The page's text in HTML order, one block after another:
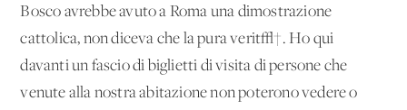
Bosco avrebbe avuto a Roma una dimostrazione
cattolica, non diceva che la pura verit√†. Ho qui
davanti un fascio di biglietti di visita di persone che
venute alla nostra abitazione non poterono vedere o